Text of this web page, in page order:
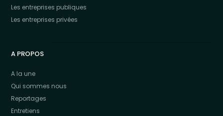
Les entreprises publiques
Les entreprises privées
A PROPOS
A la une
Qui sommes nous
Reportages
Entretiens